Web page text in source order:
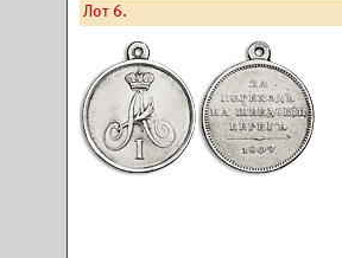
Лот 6.